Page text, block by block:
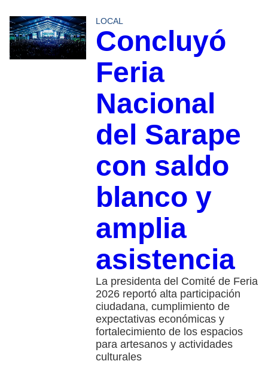
LOCAL
Concluyó
Feria
Nacional
del Sarape
con saldo
blanco y
amplia
asistencia
La presidenta del Comité de Feria
2026 reportó alta participación
ciudadana, cumplimiento de
expectativas económicas y
fortalecimiento de los espacios
para artesanos y actividades
culturales